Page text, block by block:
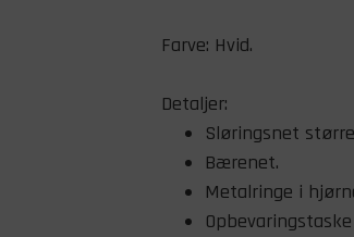
Farve: Hvid.
Detaljer:
Sløringsnet
Bærenet.
Metalringe i